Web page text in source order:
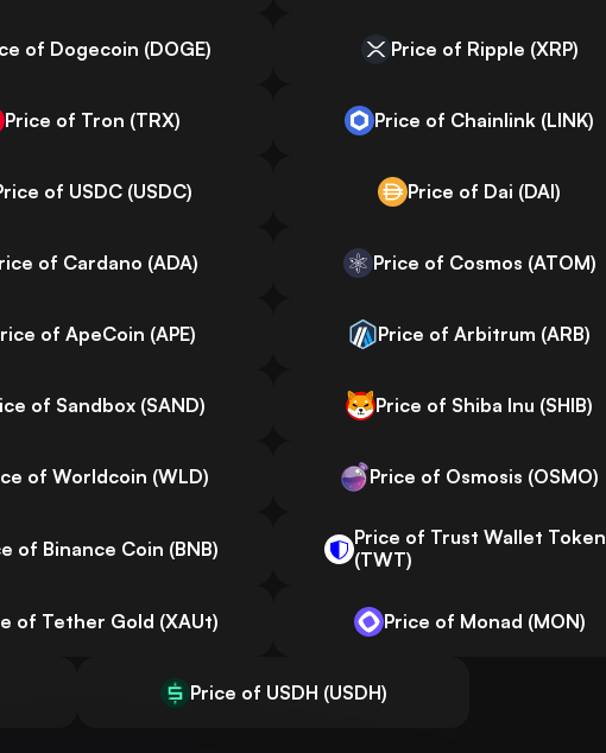
of Dogecoin (DOGE) Price of Ripple (XRP)
Price of Tron (TRX) Price of Chainlink (LINK)
of USDC (USDC) Price of Dai (DAI)
of Cardano (ADA) Price of Cosmos (ATOM)
of ApeCoin (APE) Price of Arbitrum (ARB)
of Sandbox (SAND) Price of Shiba Inu (SHIB)
of Worldcoin (WLD) Price of Osmosis (OSMO)
of Binance Coin (BNB)
Price of Trust Wallet Token
(TWT)
of Tether Gold (XAUt) Price of Monad (MON)
Price of USDH (USDH)